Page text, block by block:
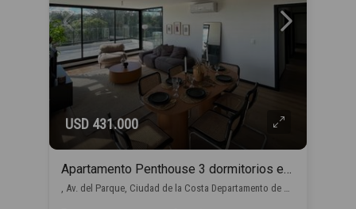
USD 431.000
Apartamento Penthouse 3 dormitorios en venta en Barra de Carrasco
, Av. del Parque, Ciudad de la Costa Departamento de Canelones, Uruguay, Barra de Carrasco, Ciudad de la Costa